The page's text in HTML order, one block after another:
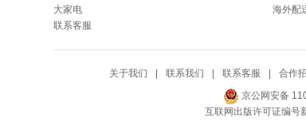
大家电
联系客服
海外配
关于我们 联系我们 联系客服 合作
京公网安备
互联网出版许可证编号